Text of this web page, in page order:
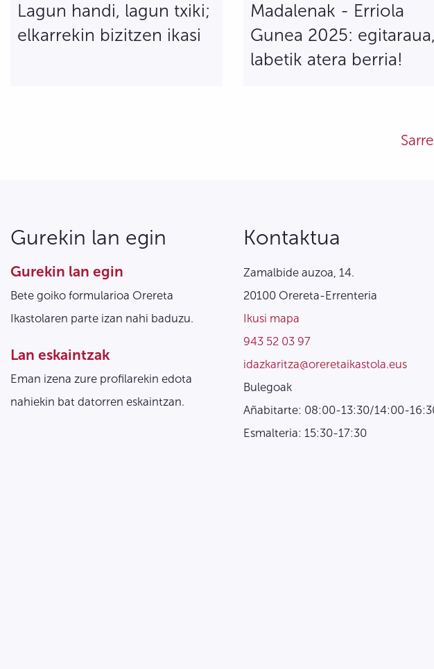
Lagun handi, lagun txiki;
elkarrekin bizitzen ikasi
Madalenak - Erriola
Gunea 2025: egitaraua,
labetik atera berria!
Gurekin lan egin
Gurekin lan egin
Bete goiko formularioa Orereta
Ikastolaren parte izan nahi baduzu.
Lan eskaintzak
Eman izena zure profilarekin edota
nahiekin bat datorren eskaintzan.
Kontaktua
Zamalbide auzoa, 14.
20100 Orereta-Errenteria
Ikusi mapa
943 52 03 97
idazkaritza@oreretaikastola.eus
Bulegoak
Añabitarte: 08:00-13:30/14:00-
Esmalteria: 15:30-17:30